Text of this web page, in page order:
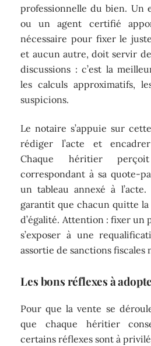
professionnelle du bien. Un
ou un agent certifié
nécessaire pour fixer le
et aucun autre, doit servir
discussions : c’est la
les calculs approximatifs,
suspicions.
Le notaire s’appuie sur
rédiger l’acte et
Chaque héritier
correspondant à sa quote-
un tableau annexé à
garantit que chacun quitte
d’égalité. Attention : fixer un
s’exposer à une
assortie de sanctions fiscales
Les bons réflexes à
Pour que la vente se
que chaque héritier
certains réflexes sont à